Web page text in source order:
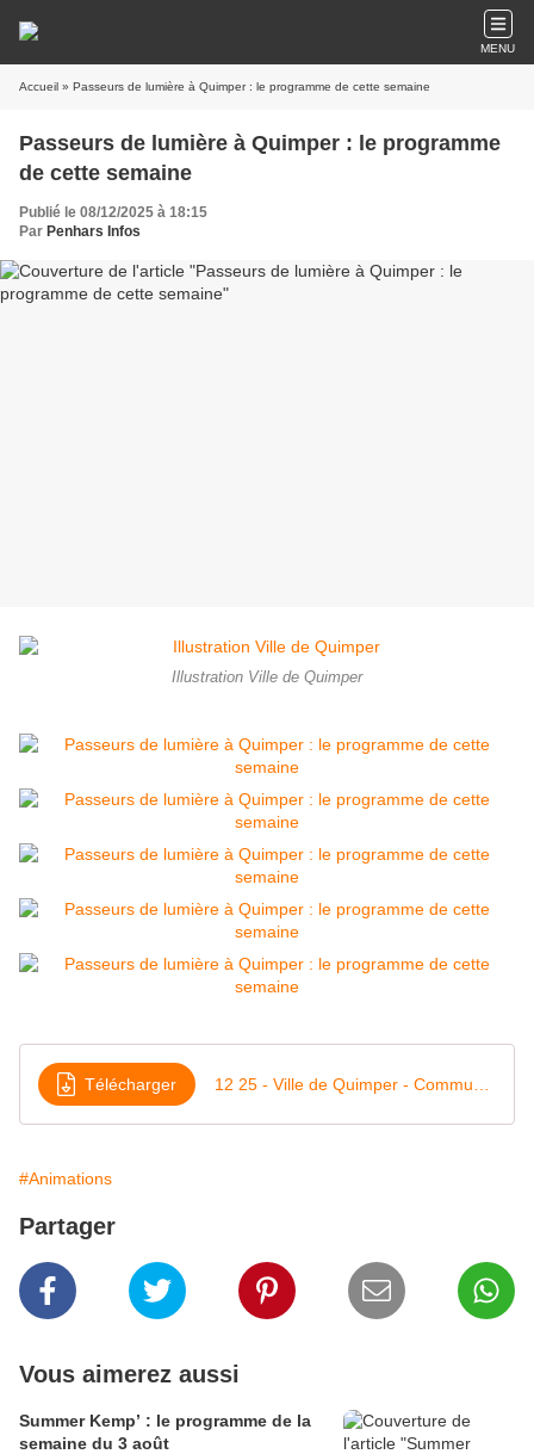
MENU
Accueil » Passeurs de lumière à Quimper : le programme de cette semaine
Passeurs de lumière à Quimper : le programme
de cette semaine
Publié le 08/12/2025 à 18:15
Par Penhars Infos
Illustration Ville de Quimper
Télécharger
#Animations
Partager
Vous aimerez aussi
Summer Kemp’ : le programme de la
semaine du 3 août